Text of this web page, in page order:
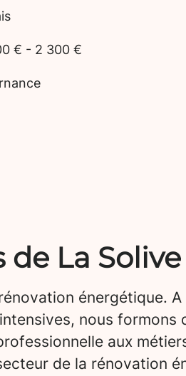
€ - 2 300 €
de La Solive
énergétique.
nous formons
aux
de la rénovation